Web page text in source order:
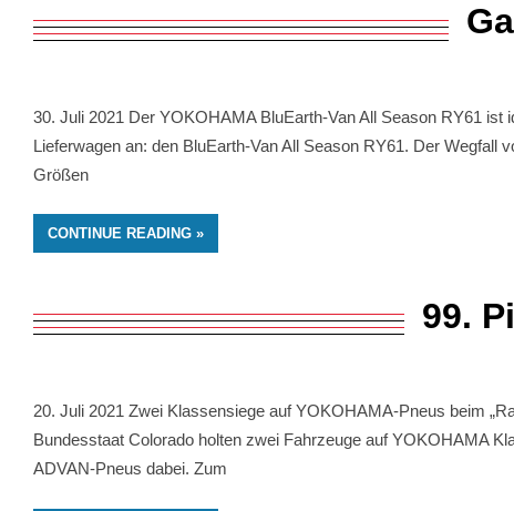
30. Juli 2021 Der YOKOHAMA BluEarth-Van All Season RY61
Lieferwagen an: den BluEarth-Van All Season RY61. Der
Größen
CONTINUE READING
99.
20. Juli 2021 Zwei Klassensiege auf YOKOHAMA-Pneus beim
Bundesstaat Colorado holten zwei Fahrzeuge auf YOKOHAMA
ADVAN-Pneus dabei. Zum